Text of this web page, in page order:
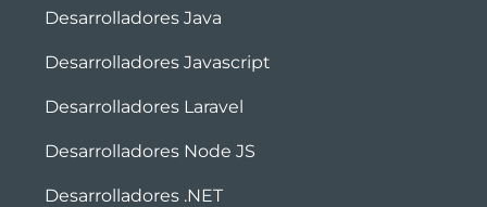
Desarrolladores Java
Desarrolladores Javascript
Desarrolladores Laravel
Desarrolladores Node JS
Desarrolladores .NET